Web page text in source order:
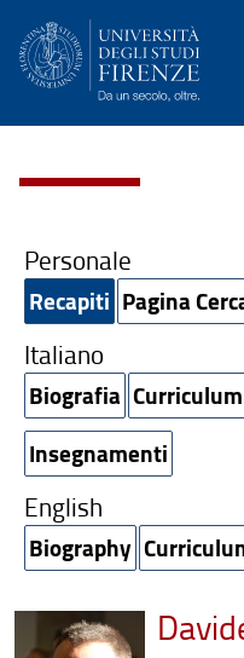
Personale
Recapiti Pagina
Italiano
Biografia Curriculum
Insegnamenti
English
Biography